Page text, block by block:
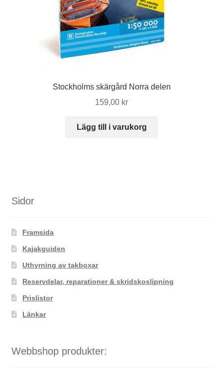
Stockholms skärgård Norra delen
159,00 kr
Lägg till i varukorg
Sidor
Framsida
Kajakguiden
Uthyrning av takboxar
Reservdelar, reparationer & skridskoslipning
Prislistor
Länkar
Webbshop produkter: